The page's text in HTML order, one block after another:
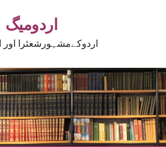
اردومیگ
اردوکےمشہورشعئرا اور